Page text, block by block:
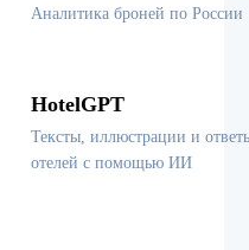
Аналитика броней по России
HotelGPT
Тексты, иллюстрации и
отелей с помощью ИИ